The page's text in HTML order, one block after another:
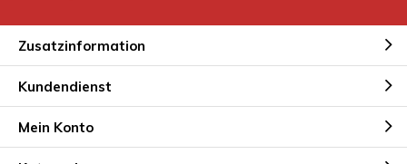
Zusatzinformation
Kundendienst
Mein Konto